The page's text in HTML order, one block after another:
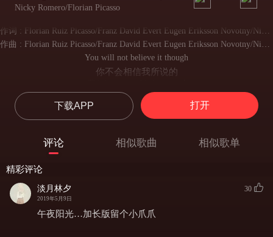
Nicky Romero/Florian Picasso
You will not believe it though
你不会相信我所说的
我可以控制我所想
Let me show ya
就让我向你展示吧
今晚只是个新的开始
You will not believe it though
下载APP 打开
评论 相似歌曲 相似歌单
精彩评论
淡月林夕
2019年5月9日
30
午夜阳光…加长版留个小爪爪